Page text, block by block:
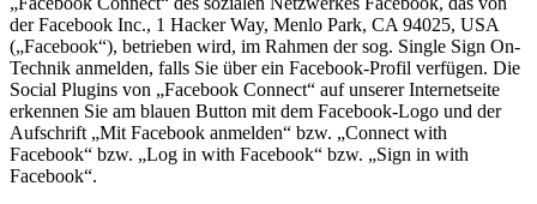
der Facebook Inc., 1 Hacker Way, Menlo Park, CA 94025, USA
(„Facebook“), betrieben wird, im Rahmen der sog. Single Sign On-
Technik anmelden, falls Sie über ein Facebook-Profil verfügen. Die
Social Plugins von „Facebook Connect“ auf unserer Internetseite
erkennen Sie am blauen Button mit dem Facebook-Logo und der
Aufschrift „Mit Facebook anmelden“ bzw. „Connect with
Facebook“ bzw. „Log in with Facebook“ bzw. „Sign in with
Facebook“.